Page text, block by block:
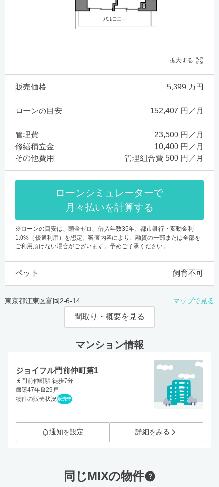
拡大する
販売価格 5,399 万円
ローンの目安 152,407 円／月
管理費
23,500 円／月
修繕積立金
10,400 円／月
その他費用
管理組合費 500 円／月
ローンシミュレーターで
月々払いを計算する
※ローンの目安は、頭金ゼロ、借入年数35年、都市銀行・変動金利
1.0%（優遇利用）を想定。審査内容により、融資の一部または全部を
ご利用頂けない場合がございます。予めご了承ください。
ペット 飼育不可
東京都江東区富岡2-6-14 マップで見る
間取り・概要を見る
マンション情報
ジョイフル門前仲町第1
門前仲町駅 徒歩7分
築47年
29戸
物件の販売状況 販売中
通知を設定 詳細をみる
同じMIXの物件